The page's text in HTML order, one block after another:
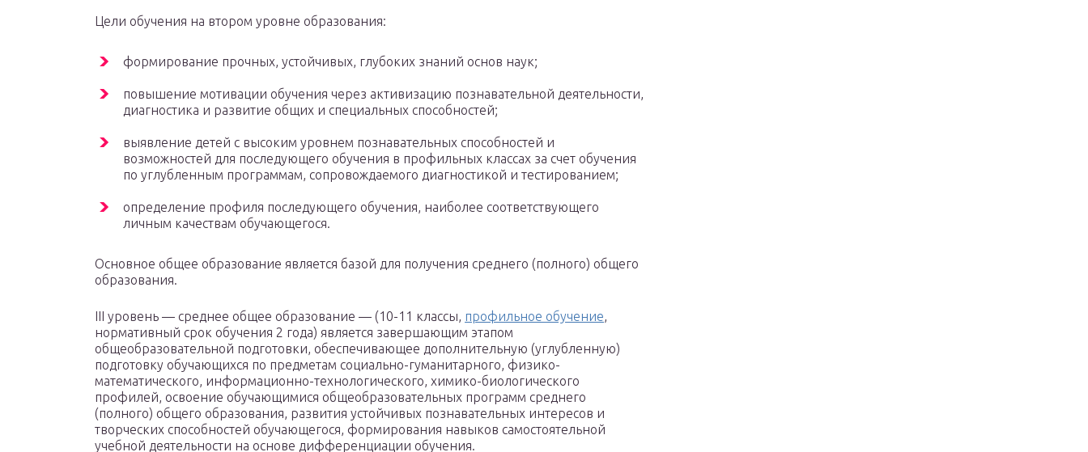
Цели обучения на втором уровне образования:
формирование прочных, устойчивых, глубоких знаний основ наук;
повышение мотивации обучения через активизацию познавательной деятельности,
диагностика и развитие общих и специальных способностей;
выявление детей с высоким уровнем познавательных способностей и
возможностей для последующего обучения в профильных классах за счет обучения
по углубленным программам, сопровождаемого диагностикой и тестированием;
определение профиля последующего обучения, наиболее соответствующего
личным качествам обучающегося.
Основное общее образование является базой для получения среднего (полного) общего
образования.
III уровень — среднее общее образование — (10-11 классы, профильное обучение,
нормативный срок обучения 2 года) является завершающим этапом
общеобразовательной подготовки, обеспечивающее дополнительную (углубленную)
подготовку обучающихся по предметам социально-гуманитарного, физико-
математического, информационно-технологического, химико-биологического
профилей, освоение обучающимися общеобразовательных программ среднего
(полного) общего образования, развития устойчивых познавательных интересов и
творческих способностей обучающегося, формирования навыков самостоятельной
учебной деятельности на основе дифференциации обучения.